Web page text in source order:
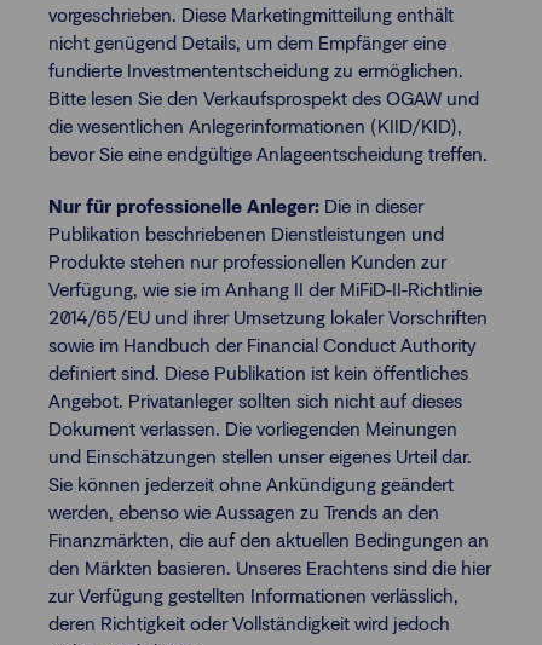
vorgeschrieben. Diese Marketingmitteilung enthält
nicht genügend Details, um dem Empfänger eine
fundierte Investmententscheidung zu ermöglichen.
Bitte lesen Sie den Verkaufsprospekt des OGAW und
die wesentlichen Anlegerinformationen (KIID/KID),
bevor Sie eine endgültige Anlageentscheidung treffen.
Nur für professionelle Anleger: Die in dieser
Publikation beschriebenen Dienstleistungen und
Produkte stehen nur professionellen Kunden zur
Verfügung, wie sie im Anhang II der MiFiD-II-Richtlinie
2014/65/EU und ihrer Umsetzung lokaler Vorschriften
sowie im Handbuch der Financial Conduct Authority
definiert sind. Diese Publikation ist kein öffentliches
Angebot. Privatanleger sollten sich nicht auf dieses
Dokument verlassen. Die vorliegenden Meinungen
und Einschätzungen stellen unser eigenes Urteil dar.
Sie können jederzeit ohne Ankündigung geändert
werden, ebenso wie Aussagen zu Trends an den
Finanzmärkten, die auf den aktuellen Bedingungen an
den Märkten basieren. Unseres Erachtens sind die hier
zur Verfügung gestellten Informationen verlässlich,
deren Richtigkeit oder Vollständigkeit wird jedoch